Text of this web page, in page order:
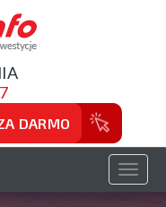
DARMO
Toggle